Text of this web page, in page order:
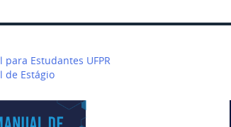
para Estudantes UFPR
de Estágio